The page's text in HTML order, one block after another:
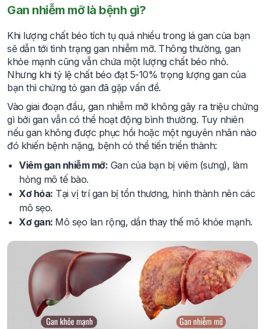
Gan nhiễm mỡ là bệnh gì?
Khi lượng chất béo tích tụ quá nhiều trong lá gan của bạn
sẽ dẫn tới tình trạng gan nhiễm mỡ. Thông thường, gan
khỏe mạnh cũng vẫn chứa một lượng chất béo nhỏ.
Nhưng khi tỷ lệ chất béo đạt 5-10% trọng lượng gan của
bạn thì chứng tỏ gan đã gặp vấn đề.
Vào giai đoạn đầu, gan nhiễm mỡ không gây ra triệu chứng
gì bởi gan vẫn có thể hoạt động bình thường. Tuy nhiên
nếu gan không được phục hồi hoặc một nguyên nhân nào
đó khiến bệnh nặng, bệnh có thể tiến triển thành:
Viêm gan nhiễm mỡ: Gan của bạn bị viêm (sưng), làm
hỏng mô tế bào.
Xơ hóa: Tại vị trí gan bị tổn thương, hình thành nên các
mô sẹo.
Xơ gan: Mô sẹo lan rộng, dần thay thế mô khỏe mạnh.